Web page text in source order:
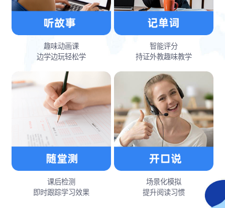
趣味动画课
边学边玩轻松学
智能评分
持证外教趣味教学
课后检测
即时跟踪学习效果
场景化模拟
提升阅读习惯